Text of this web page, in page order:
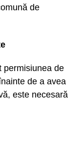
de
permisiunea de
de a avea
este necesară